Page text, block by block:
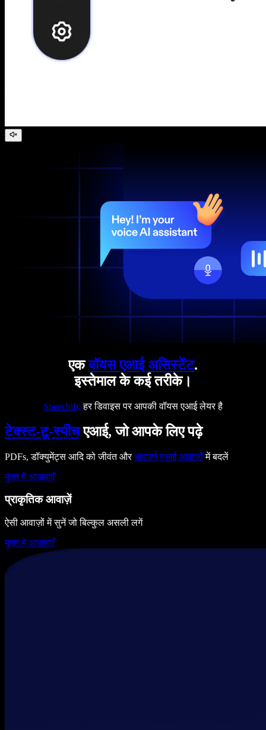
एकवॉयस एआई असिस्टेंट.
इस्तेमाल के कई तरीके।
Speechifyहर डिवाइस पर आपकी वॉयस एआई लेयर है
टेक्स्ट-टू-स्पीचएआई, जो आपके लिए पढ़े
PDFs, डॉक्युमेंट्स आदि को जीवंत औरभावपूर्ण एआई आवाज़ोंमें बदलें
मुफ़्त में आज़माएँ
प्राकृतिक आवाज़ें
ऐसी आवाज़ों में सुनें जो बिल्कुल असली लगें
मुफ़्त में आज़माएँ